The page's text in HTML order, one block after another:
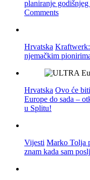
planiranje
Comments
Hrvatska
njemačkim
Hrvatska Ovo će
Europe do sada –
u Splitu!
Vijesti Marko Tolja
znam kada sam